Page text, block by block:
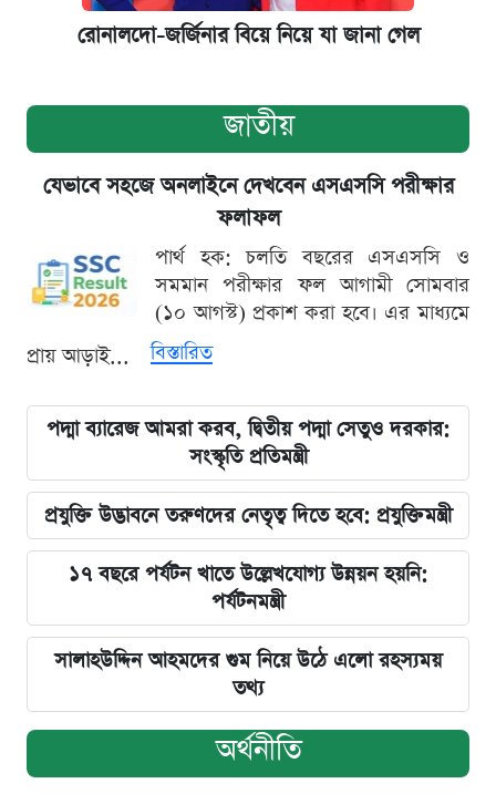
রোনালদো-জর্জিনার বিয়ে নিয়ে যা জানা গেল
জাতীয়
যেভাবে সহজে অনলাইনে দেখবেন এসএসসি পরীক্ষার
ফলাফল
পার্থ হক: চলতি বছরের এসএসসি ও
সমমান পরীক্ষার ফল আগামী সোমবার
(১০ আগস্ট) প্রকাশ করা হবে। এর মাধ্যমে
প্রায় আড়াই...
বিস্তারিত
পদ্মা ব্যারেজ আমরা করব, দ্বিতীয় পদ্মা সেতুও দরকার:
সংস্কৃতি প্রতিমন্ত্রী
প্রযুক্তি উদ্ভাবনে তরুণদের নেতৃত্ব দিতে হবে: প্রযুক্তিমন্ত্রী
১৭ বছরে পর্যটন খাতে উল্লেখযোগ্য উন্নয়ন হয়নি:
পর্যটনমন্ত্রী
সালাহউদ্দিন আহমদের গুম নিয়ে উঠে এলো রহস্যময়
তথ্য
অর্থনীতি